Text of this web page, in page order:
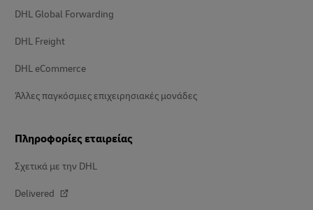
DHL Global Forwarding
DHL Freight
DHL eCommerce
Άλλες παγκόσμιες επιχειρησιακές μονάδες
Πληροφορίες εταιρείας
Σχετικά με την DHL
Delivered